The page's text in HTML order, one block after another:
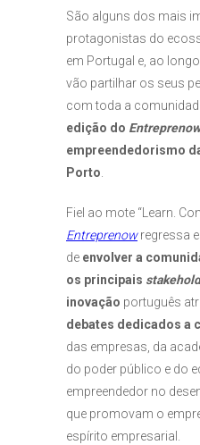
São alguns dos mais
protagonistas do
em Portugal e, ao
vão partilhar os seus
com toda a
edição do Entreprenow
empreendedorismo
Porto.
Fiel ao mote “Learn.
Entreprenowregressa
de envolver a
os principais
inovação português
debates dedicados a
das empresas, da
do poder público e do
empreendedor no
que promovam o
espírito empresarial.